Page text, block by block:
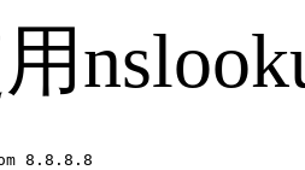
8.8.8.8